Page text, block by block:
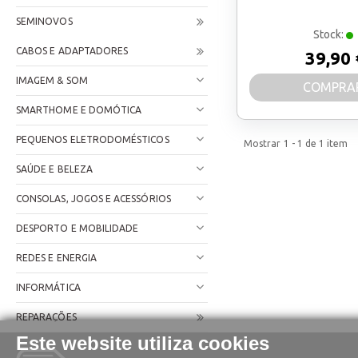
Este website utiliza cookies
SEMINOVOS
CABOS E ADAPTADORES
IMAGEM & SOM
SMARTHOME E DOMÓTICA
PEQUENOS ELETRODOMÉSTICOS
SAÚDE E BELEZA
CONSOLAS, JOGOS E ACESSÓRIOS
DESPORTO E MOBILIDADE
REDES E ENERGIA
INFORMÁTICA
REPARAÇÕES
Stock:
39,90
Mostrar 1 - 1 de 1 item